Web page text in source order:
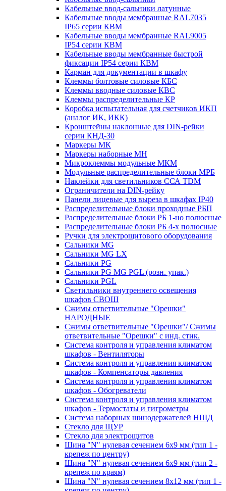
Кабельные ввод-сальники латунные
Кабельные вводы мембранные RAL7035
IP65 серии КВМ
Кабельные вводы мембранные RAL9005
IP54 серии КВМ
Кабельные вводы мембранные быстрой
фиксации IP54 серии КВМ
Карман для документации в шкафу
Клеммы болтовые силовые КБС
Клеммы вводные силовые КВС
Клеммы распределительные КР
Коробка испытательная для счетчиков ИКП
(аналог ИК, ИКК)
Кронштейны наклонные для DIN-рейки
серии КНД-30
Маркеры МК
Маркеры наборные МН
Микроклеммы модульные МКМ
Модульные распределительные блоки МРБ
Наклейки для светильников ССА TDM
Ограничители на DIN-рейку
Панели лицевые для выреза в шкафах IP40
Распределительные блоки проходные РБП
Распределительные блоки РБ 1-но полюсные
Распределительные блоки РБ 4-х полюсные
Ручки для электрощитового оборудования
Сальники MG
Сальники MG LX
Сальники PG
Сальники PG MG PGL (розн. упак.)
Сальники PGL
Светильники внутреннего освещения
шкафов СВОШ
Сжимы ответвительные "Орешки"
НАРОДНЫЕ
Сжимы ответвительные "Орешки"/ Сжимы
ответвительные "Орешки" с инд. стик.
Система контроля и управления климатом
шкафов - Вентиляторы
Система контроля и управления климатом
шкафов - Компенсаторы давления
Система контроля и управления климатом
шкафов - Обогреватели
Система контроля и управления климатом
шкафов - Термостаты и гигрометры
Система наборных шинодержателей НШД
Стекло для ЩУР
Стекло для электрощитов
Шина "N" нулевая сечением 6х9 мм (тип 1 -
крепеж по центру)
Шина "N" нулевая сечением 6х9 мм (тип 2 -
крепеж по краям)
Шина "N" нулевая сечением 8х12 мм (тип 1 -